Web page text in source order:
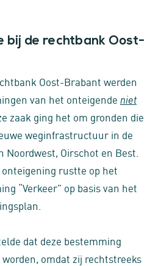
bij de rechtbank Oost-
Oost-Brabant werden
van het onteigende niet
zaak ging het om gronden die
weginfrastructuur in de
Noordwest, Oirschot en Best.
rustte op het
“Verkeer” op basis van het
dat deze bestemming
omdat zij rechtstreeks